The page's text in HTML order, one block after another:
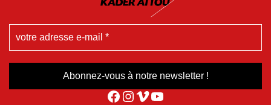
Facebook
Instagram
VimeoYouTube